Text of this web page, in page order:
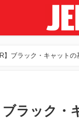
】ブラック・キャット
ブラック・